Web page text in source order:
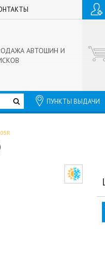
АВТОШИН И
ПУНКТЫ ВЫДАЧИ